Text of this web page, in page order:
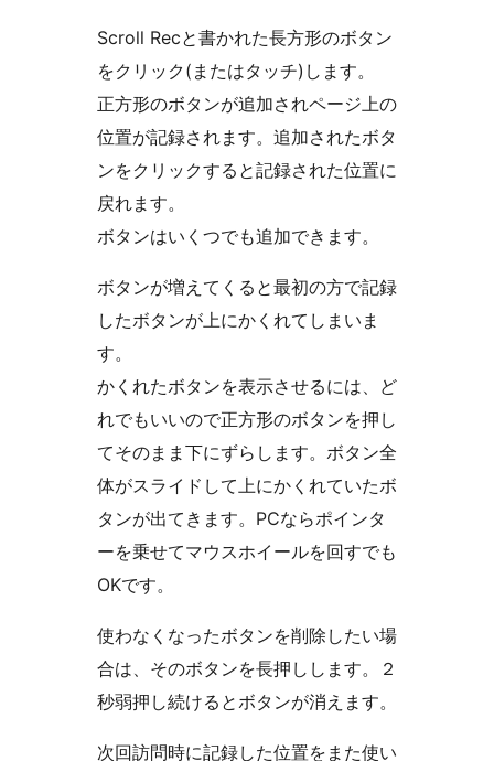
Scroll Recと書かれた長方形のボタン
をクリック(またはタッチ)します。
正方形のボタンが追加されページ上の
位置が記録されます。追加されたボタ
ンをクリックすると記録された位置に
戻れます。
ボタンはいくつでも追加できます。
ボタンが増えてくると最初の方で記録
したボタンが上にかくれてしまいま
す。
かくれたボタンを表示させるには、ど
れでもいいので正方形のボタンを押し
てそのまま下にずらします。ボタン全
体がスライドして上にかくれていたボ
タンが出てきます。PCならポインタ
ーを乗せてマウスホイールを回すでも
OKです。
使わなくなったボタンを削除したい場
合は、そのボタンを長押しします。２
秒弱押し続けるとボタンが消えます。
次回訪問時に記録した位置をまた使い